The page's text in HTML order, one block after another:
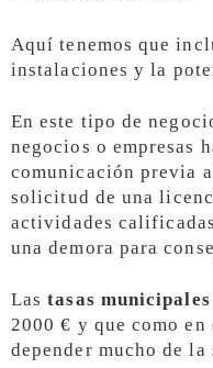
Aquí tenemos que
instalaciones y la
En este tipo de
negocios o empresas
comunicación previa
solicitud de una
actividades
una demora para
Lastasas municipales
2000 € y que como
depender mucho de